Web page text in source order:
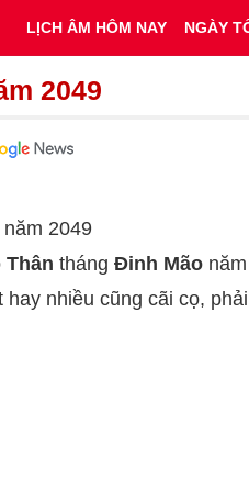
LỊCH ÂM HÔM NAY NGÀY
2049
2049
Thân tháng Đinh Mão năm
hay nhiều cũng cãi cọ,